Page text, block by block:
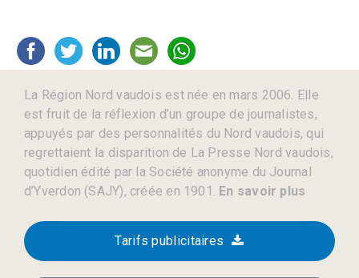
La Région Nord vaudois est née en mars 2006. Elle
est fruit de la réflexion d’un groupe de journalistes,
appuyés par des personnalités du Nord vaudois, qui
regrettaient la disparition de La Presse Nord vaudois,
quotidien édité par la Société anonyme du Journal
d’Yverdon (SAJY), créée en 1901. En savoir plus
Tarifs publicitaires